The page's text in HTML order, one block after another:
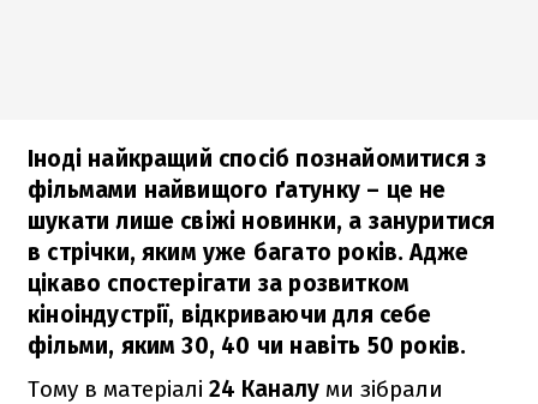
Іноді найкращий спосіб познайомитися з
фільмами найвищого ґатунку – це не
шукати лише свіжі новинки, а зануритися
в стрічки, яким уже багато років. Адже
цікаво спостерігати за розвитком
кіноіндустрії, відкриваючи для себе
фільми, яким 30, 40 чи навіть 50 років.
Тому в матеріалі 24 Каналу ми зібрали